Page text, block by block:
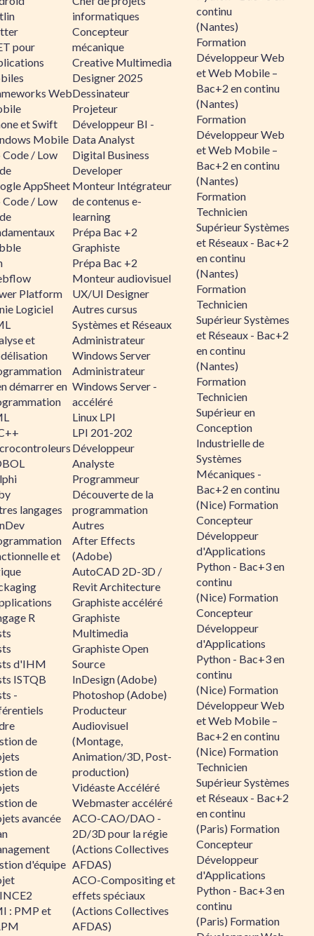
pour
Web
et Swift
Mobile
/ Low
AppSheet
/ Low
Platform
Logiciel
et
démarrer en
langages
et
R
d'IHM
ISTQB
-
de
de
de
avancée
d'équipe
: PMP et
informatiques
Concepteur
mécanique
Creative Multimedia
Designer 2025
Dessinateur
Projeteur
Développeur BI -
Data Analyst
Digital Business
Developer
Monteur Intégrateur
de contenus e-
learning
Prépa Bac +2
Graphiste
Prépa Bac +2
Monteur audiovisuel
UX/UI Designer
Autres cursus
Systèmes et Réseaux
Administrateur
Windows Server
Administrateur
Windows Server -
accéléré
Linux LPI
LPI 201-202
Développeur
Analyste
Programmeur
Découverte de la
programmation
Autres
After Effects
(Adobe)
AutoCAD 2D-3D /
Revit Architecture
Graphiste accéléré
Graphiste
Multimedia
Graphiste Open
Source
InDesign (Adobe)
Photoshop (Adobe)
Producteur
Audiovisuel
(Montage,
Animation/3D, Post-
production)
Vidéaste Accéléré
Webmaster accéléré
ACO-CAO/DAO -
2D/3D pour la régie
(Actions Collectives
AFDAS)
ACO-Compositing et
effets spéciaux
(Actions Collectives
AFDAS)
continu
(Nantes)
Formation
Développeur Web
et Web Mobile –
Bac+2 en continu
(Nantes)
Formation
Développeur Web
et Web Mobile –
Bac+2 en continu
(Nantes)
Formation
Technicien
Supérieur Systèmes
et Réseaux - Bac+2
en continu
(Nantes)
Formation
Technicien
Supérieur Systèmes
et Réseaux - Bac+2
en continu
(Nantes)
Formation
Technicien
Supérieur en
Conception
Industrielle de
Systèmes
Mécaniques -
Bac+2 en continu
(Nice) Formation
Concepteur
Développeur
d'Applications
Python - Bac+3 en
continu
(Nice) Formation
Concepteur
Développeur
d'Applications
Python - Bac+3 en
continu
(Nice) Formation
Développeur Web
et Web Mobile –
Bac+2 en continu
(Nice) Formation
Technicien
Supérieur Systèmes
et Réseaux - Bac+2
en continu
(Paris) Formation
Concepteur
Développeur
d'Applications
Python - Bac+3 en
continu
(Paris) Formation